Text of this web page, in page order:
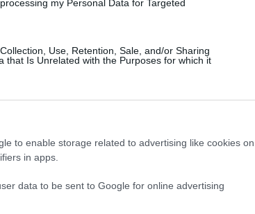
my Personal Data for Targeted
Use, Retention, Sale, and/or Sharing
that Is Unrelated with the Purposes for which it
to enable storage related to advertising like cookies on
in apps.
data to be sent to Google for online advertising